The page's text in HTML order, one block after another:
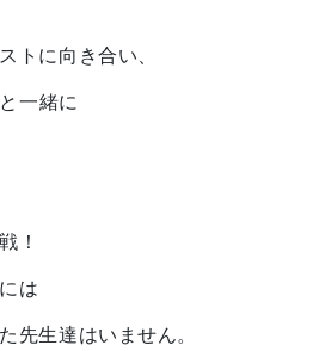
トに向き合い、
一緒に
！
は
先生達はいません。